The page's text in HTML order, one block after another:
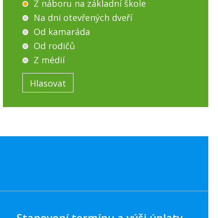
Z náboru na základní škole
Na dni otevřených dveří
Od kamaráda
Od rodičů
Z médií